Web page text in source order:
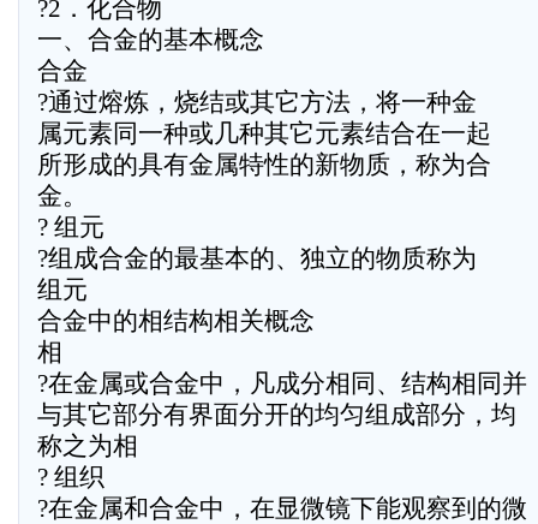
?2．化合物
一、合金的基本概念
合金
?通过熔炼，烧结或其它方法，将一种金
属元素同一种或几种其它元素结合在一起
所形成的具有金属特性的新物质，称为合
金。
? 组元
?组成合金的最基本的、独立的物质称为
组元
合金中的相结构相关概念
相
?在金属或合金中，凡成分相同、结构相同并
与其它部分有界面分开的均匀组成部分，均
称之为相
? 组织
?在金属和合金中，在显微镜下能观察到的微